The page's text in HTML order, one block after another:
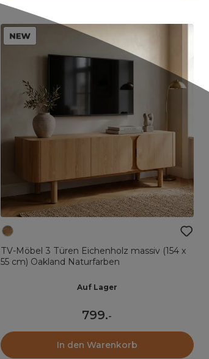
TV-Möbel 3 Türen Eichenholz massiv (154 x
55 cm) Oakland Naturfarben
Auf Lager
799.-
In den Warenkorb